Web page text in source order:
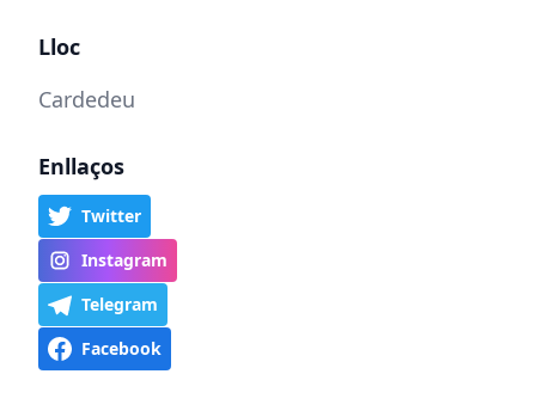
Lloc
Cardedeu
Enllaços
Twitter
Instagram
Telegram
Facebook